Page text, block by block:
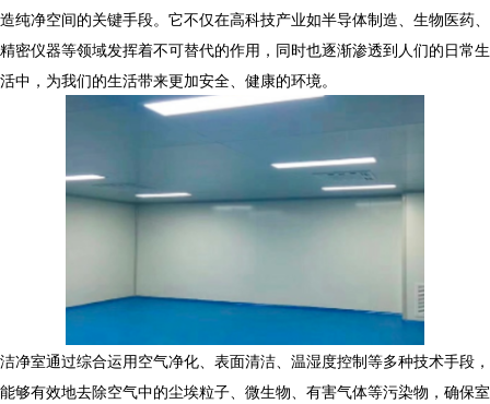
造纯净空间的关键手段。它不仅在高科技产业如半导体制造、生物医药、
精密仪器等领域发挥着不可替代的作用，同时也逐渐渗透到人们的日常生
活中，为我们的生活带来更加安全、健康的环境。
洁净室通过综合运用空气净化、表面清洁、温湿度控制等多种技术手段，
能够有效地去除空气中的尘埃粒子、微生物、有害气体等污染物，确保室